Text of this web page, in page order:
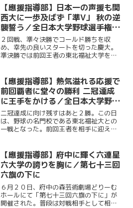
人が集まり、選手たちの健闘をたたえ
た。後編では應援指導部が野...
【應援指導部】日本一の声援も関
西大に一歩及ばず「準V」 秋の逆
襲誓う／全日本大学野球選手権大
会決勝 対関西大学戦
２回戦、準々決勝でコールド勝ちを収
め、幸先の良いスタートを切った慶大。
準決勝では前回王者の東北福祉大学を制
むこの日、応援席には多くの観客が集ま
り、熱い声援を送った。
【應援指導部】熱気溢れる応援で
前回覇者に堂々の勝利 二冠達成
に王手をかける／全日本大学野球
選手権準決勝 対東北福祉大学戦
二冠達成に向け残すはあと２勝。この日
は、野球の名門校である東北福祉大との
一戦となった。前回王者を相手に迎えた
の最後まで勝敗の行方がわからない展開
に、スタンドからは途切れ...
【應援指導部】府中に輝く六連星
六大学の誇りを胸に／第七十三回
六旗の下に
６月２０日、府中の森芸術劇場どりーむ
ホールにて「第七十三回六旗の下に」が
開催された。普段は対戦相手として相対